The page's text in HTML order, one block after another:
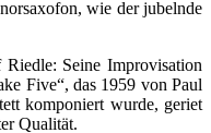
wie der jubelnde
Seine Improvisation
Five“, das 1959 von Paul
komponiert wurde, geriet
Qualität.